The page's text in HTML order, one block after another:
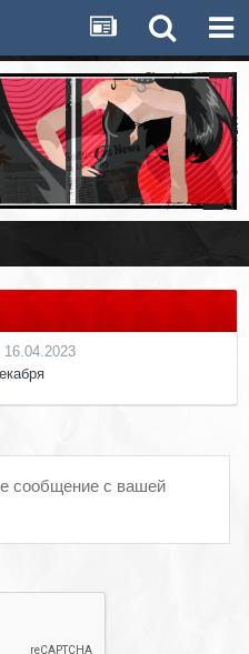
16.04.2023
сообщение с вашей